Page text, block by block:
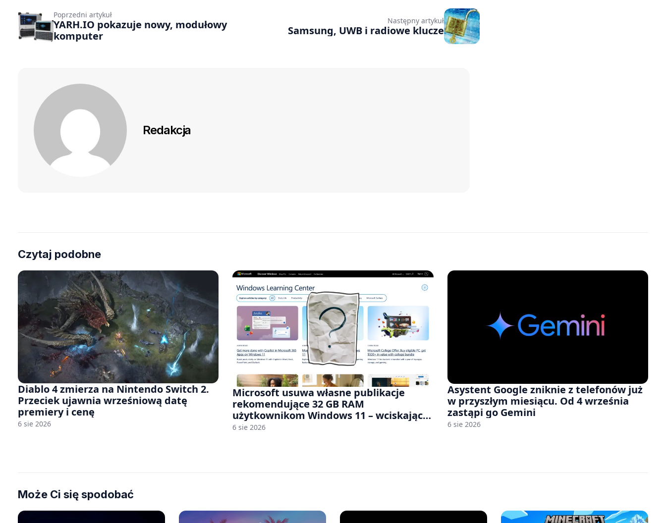
Poprzedni artykuł
YARH.IO pokazuje nowy, modułowy
komputer
Następny artykuł
Samsung, UWB i radiowe klucze
Redakcja
Czytaj podobne
Diablo 4 zmierza na Nintendo Switch 2.
Przeciek ujawnia wrześniową datę
premiery i cenę
6 sie 2026
Microsoft usuwa własne publikacje
rekomendujące 32 GB RAM
użytkownikom Windows 11 – wciskając
nam przy tym komputery z 8 GB RAM po
6 sie 2026
Asystent Google zniknie z telefonów już
w przyszłym miesiącu. Od 4 września
zastąpi go Gemini
6 sie 2026
Może Ci się spodobać